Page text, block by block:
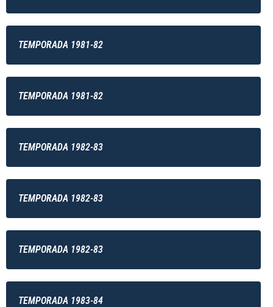
TEMPORADA 1981-82
TEMPORADA 1981-82
TEMPORADA 1982-83
TEMPORADA 1982-83
TEMPORADA 1982-83
TEMPORADA 1983-84